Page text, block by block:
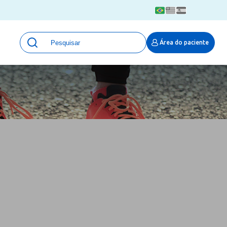
Área do paciente
Unidades
Qualidade e Segurança em saúde
Eventos
Portal Pesquisa
Programa de Qualidade em Pesquisa
(ProQuali)